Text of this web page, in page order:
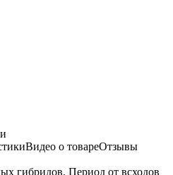
Видео о товареОтзывы
гибридов. Период от всходов